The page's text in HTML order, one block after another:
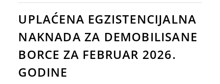
UPLAĆENA EGZISTENCIJALNA
NAKNADA ZA DEMOBILISANE
BORCE ZA FEBRUAR 2026.
GODINE
JAVNI POZIVI I OBAVJEŠTENJA
JAVNE NABAVKE